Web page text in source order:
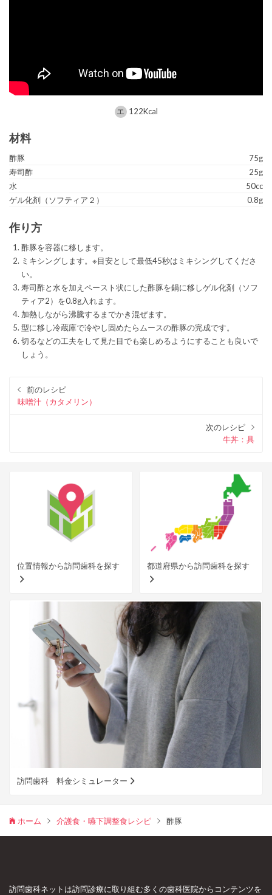
122Kcal
材料
酢豚
75g
寿司酢
25g
水
50cc
ゲル化剤（ソフティア２）
0.8g
作り方
酢豚を容器に移します。
ミキシングします。※目安として最低45秒はミキシングしてくださ
い。
寿司酢と水を加えペースト状にした酢豚を鍋に移しゲル化剤（ソフ
ティア2）を0.8g入れます。
加熱しながら沸騰するまでかき混ぜます。
型に移し冷蔵庫で冷やし固めたらムースの酢豚の完成です。
切るなどの工夫をして見た目でも楽しめるようにすることも良いで
しょう。
前のレシピ
味噌汁（カタメリン）
次のレシピ
牛丼：具
位置情報から訪問歯科を探す 都道府県から訪問歯科を探す
訪問歯科 料金シミュレーター
ホーム 介護食・嚥下調整食レシピ 酢豚
訪問歯科ネットは訪問診療に取り組む多くの歯科医院からコンテンツを